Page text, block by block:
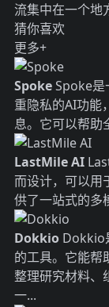
流集中在一个地
猜你喜欢
更多+
SpokeSpoke是
重隐私的AI功能
息。它可以帮助
LastMile AI
而设计，可以用
供了一站式的多
Dokkio Dokkio
的工具。它能帮
整理研究材料、
一...